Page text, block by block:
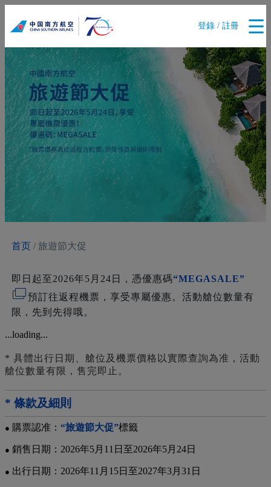
登錄 / 註冊
首页/ 旅遊節大促
即日起至2026年5月24日，憑優惠碼“MEGASALE”
預訂往返程機票，享受專屬優惠。活動艙位數量有
限，先到先得哦。
* 具體出行日期、艙位及機票價格以實際查詢為准，活動
艙位數量有限，售完即止。
* 條款及細則
● 購票認准： “旅遊節大促”標籤
● 銷售日期：2026年5月11日至2026年5月24日
● 出行日期：2026年11月15日至2027年3月31日